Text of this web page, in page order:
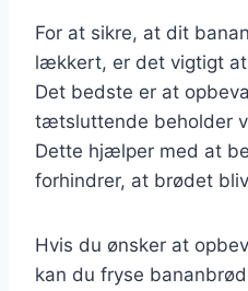
For at sikre, at dit
lækkert, er det vigtigt
Det bedste er at
tætsluttende beholder
Dette hjælper med at
forhindrer, at brødet
Hvis du ønsker at
kan du fryse